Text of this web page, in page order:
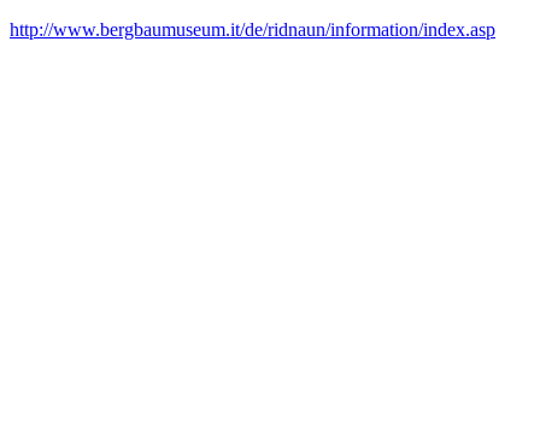
http://www.bergbaumuseum.it/de/ridnaun/information/index.asp